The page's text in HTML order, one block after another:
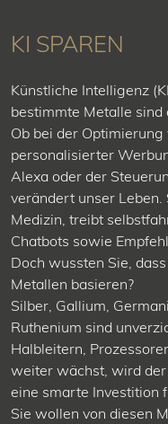
KI SPAREN
Künstliche Intelligenz
bestimmte Metalle sind
Ob bei der Optimierung
personalisierter
Alexa oder der
verändert unser
Medizin, treibt
Chatbots sowie
Doch wussten Sie,
Metallen basieren?
Silber, Gallium,
Ruthenium sind
Halbleitern,
weiter wächst, wird
eine smarte Investition
Sie wollen von diesen